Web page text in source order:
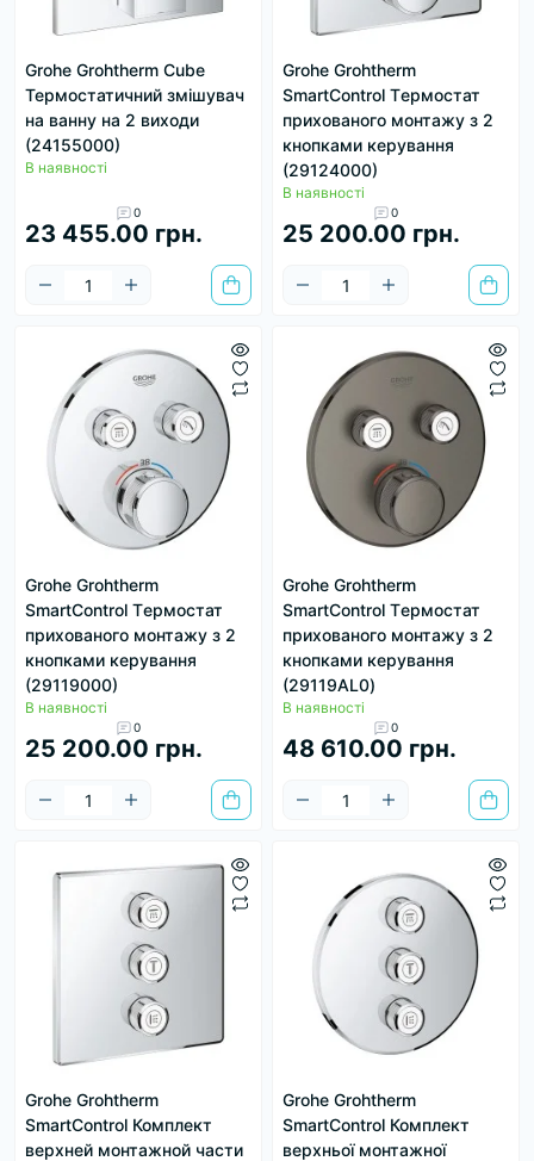
Grohe Grohtherm Cube
Термостатичний змішувач
на ванну на 2 виходи
(24155000)
В наявності
0
23 455.00 грн.
Grohe Grohtherm
SmartControl Tермостат
прихованого монтажу з 2
кнопками керування
(29124000)
В наявності
0
25 200.00 грн.
Grohe Grohtherm
SmartControl Tермостат
прихованого монтажу з 2
кнопками керування
(29119000)
В наявності
0
25 200.00 грн.
Grohe Grohtherm
SmartControl Tермостат
прихованого монтажу з 2
кнопками керування
(29119AL0)
В наявності
0
48 610.00 грн.
Grohe Grohtherm
SmartControl Комплект
верхней монтажной части
Grohe Grohtherm
SmartControl Комплект
верхньої монтажної